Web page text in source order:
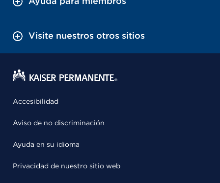
Visite nuestros otros sitios
Accesibilidad
Aviso de no discriminación
Ayuda en su idioma
Privacidad de nuestro sitio web